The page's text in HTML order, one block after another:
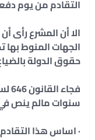
التقادم من يوم
الا أن المشرع
الجهات المنوط
حقوق الدولة
سنوات مالم ينص
· اساس هذا